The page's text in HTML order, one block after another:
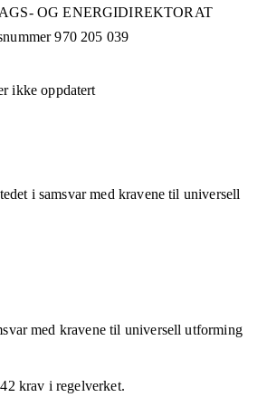
OG ENERGIDIREKTORAT
970 205 039
ikke oppdatert
i samsvar med kravene til universell
med kravene til universell utforming
42krav i regelverket.